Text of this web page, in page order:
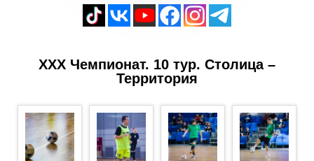
XXX Чемпионат. 10 тур. Столица –
Территория